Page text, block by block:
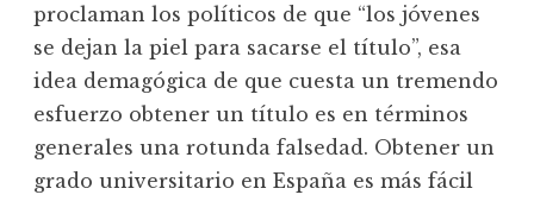
proclaman los políticos de que “los jóvenes
se dejan la piel para sacarse el título”, esa
idea demagógica de que cuesta un tremendo
esfuerzo obtener un título es en términos
generales una rotunda falsedad. Obtener un
grado universitario en España es más fácil